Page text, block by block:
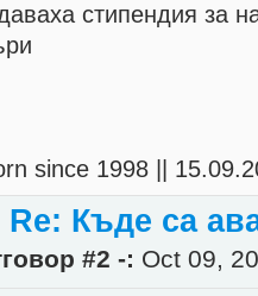
стипендия за
since 1998 ||
Re: Къде са
#2 -: Oct 09,